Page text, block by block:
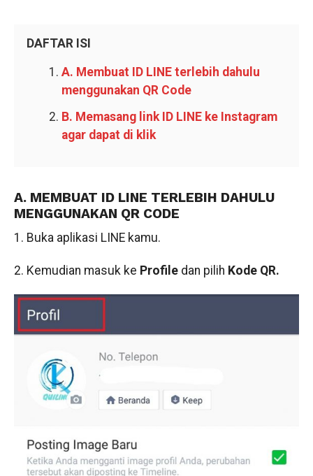
DAFTAR ISI
A. Membuat ID LINE terlebih dahulu
menggunakan QR Code
B. Memasang link ID LINE ke Instagram
agar dapat di klik
A. MEMBUAT ID LINE TERLEBIH DAHULU
MENGGUNAKAN QR CODE
1. Buka aplikasi LINE kamu.
2. Kemudian masuk ke Profiledan pilih Kode QR.